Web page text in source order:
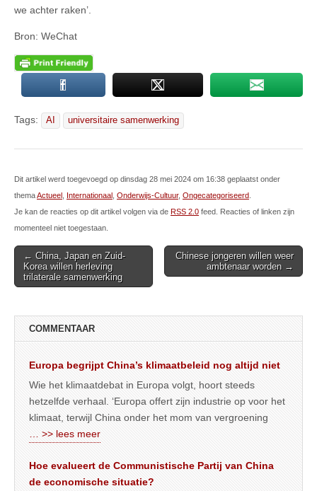
we achter raken’.
Bron: WeChat
Tags: AI universitaire samenwerking
Dit artikel werd toegevoegd op dinsdag 28 mei 2024 om 16:38 geplaatst onder
themaActueel Internationaal Onderwijs-Cultuur, Ongecategoriseerd
Je kan de reacties op dit artikel volgen via de RSS 2.0 feed. Reacties of linken zijn
momenteel niet toegestaan.
Post
navigation
← China, Japan en Zuid-
Korea willen herleving
trilaterale samenwerking
Chinese jongeren willen weer
ambtenaar worden →
COMMENTAAR
Europa begrijpt China’s klimaatbeleid nog altijd niet
Wie het klimaatdebat in Europa volgt, hoort steeds
hetzelfde verhaal. ‘Europa offert zijn industrie op voor het
klimaat, terwijl China onder het mom van vergroening
… >> lees meer
Hoe evalueert de Communistische Partij van China
de economische situatie?